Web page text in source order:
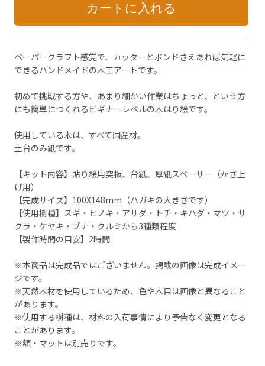
ペーパークラフト感覚で、カッターとボンドさえあれば気軽に
できるハンドメイドの木工アートです。
初めて挑戦する方や、あまり細かい作業はちょっと、という方
にも簡単につくれるビギナーレベルの木はり絵です。
使用している木は、すべて国産材。
土台のみ紙です。
【キット内容】貼り絵用突板、台紙、厚紙スペーサー（かさ上
げ用）
【完成サイズ】100X148mm（ハガキの大きさです）
【使用樹種】スギ・ヒノキ・アサダ・トチ・キハダ・マツ・サ
クラ・ケヤキ・ブナ・クルミから3種類程度
【製作時間の目安】2時間
※本商品は完成品ではございません。掲載の画像は完成イメー
ジです。
※天然木材を使用しているため、色や木目は画像と異なること
があります。
※使用する樹種は、材料の入荷事情により予告なく変更となる
ことがあります。
※額・マットは別売りです。